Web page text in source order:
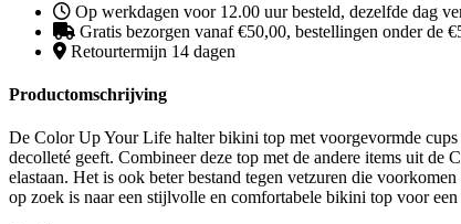
Op werkdagen voor 12.00 uur besteld, dezelfde dag
Gratis bezorgen vanaf €50,00, bestellingen onder de
Retourtermijn 14 dagen
Productomschrijving
De Color Up Your Life halter bikini top met voorgevormde
decolleté geeft. Combineer deze top met de andere items uit
elastaan. Het is ook beter bestand tegen vetzuren die
op zoek is naar een stijlvolle en comfortabele bikini top voor